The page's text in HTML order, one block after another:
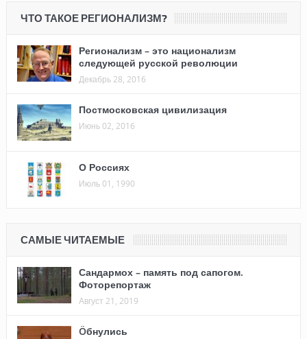
ЧТО ТАКОЕ РЕГИОНАЛИЗМ?
Регионализм – это национализм
следующей русской революции
Декабрь 28, 2016
Постмосковская цивилизация
Июнь 02, 2016
О Россиях
Июль 01, 1990
САМЫЕ ЧИТАЕМЫЕ
Сандармох – память под сапогом.
Фоторепортаж
Август 21, 2019
Öбнулись